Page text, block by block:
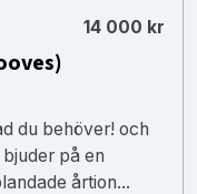
14 000 kr
du behöver! och
på en
årtion...